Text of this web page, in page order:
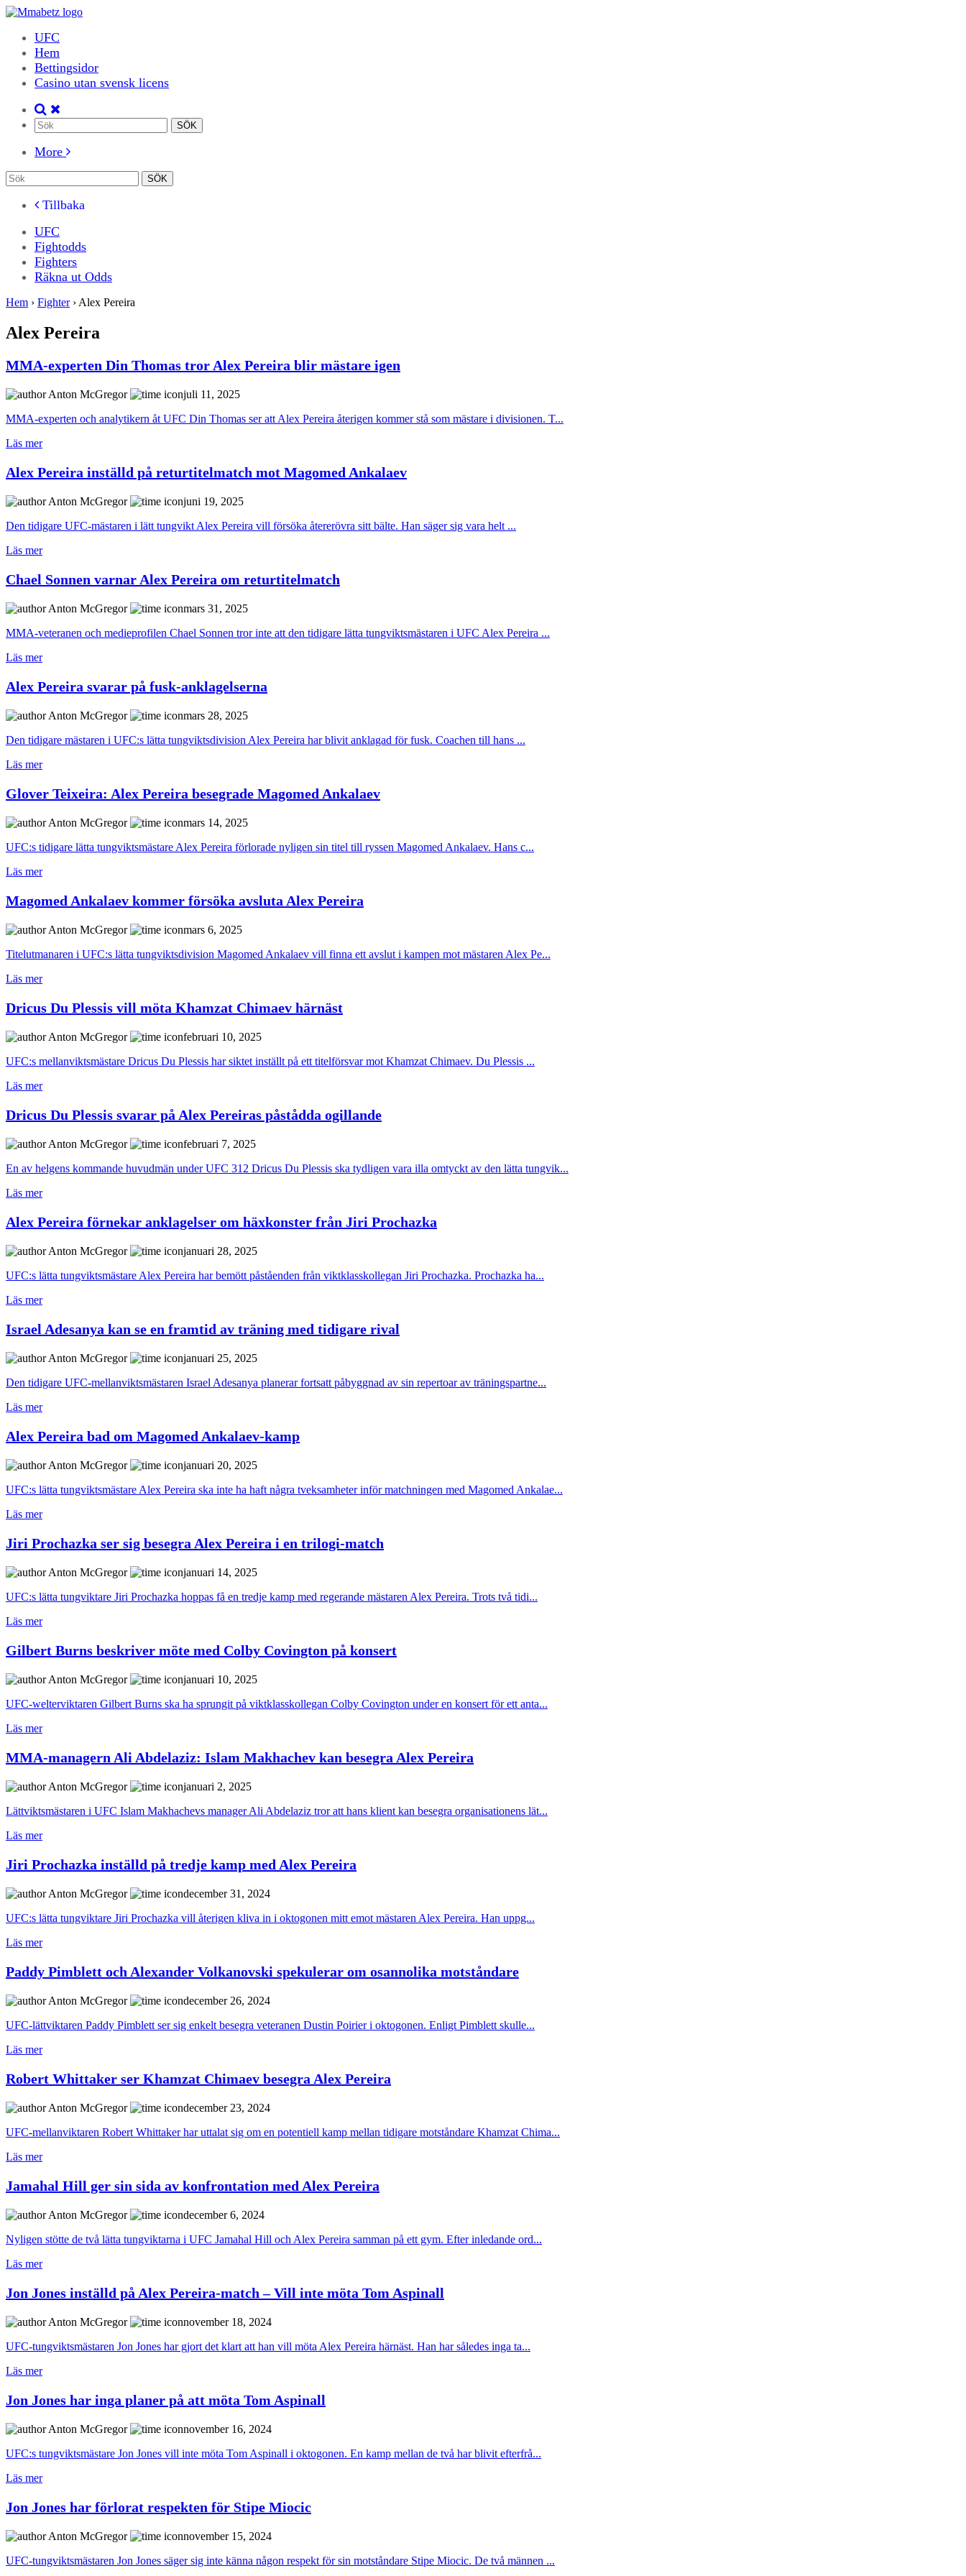
UFC
Hem
Bettingsidor
Casino utan svensk licens
More
Tillbaka
UFC
Fightodds
Fighters
Räkna ut Odds
Hem › Fighter › Alex Pereira
Alex Pereira
MMA-experten Din Thomas tror Alex Pereira blir mästare igen
Anton McGregor
juli 11, 2025
MMA-experten och analytikern åt UFC Din Thomas ser att Alex Pereira återigen kommer stå som mästare i divisionen. T...
Läs mer
Alex Pereira inställd på returtitelmatch mot Magomed Ankalaev
Anton McGregor
juni 19, 2025
Den tidigare UFC-mästaren i lätt tungvikt Alex Pereira vill försöka återerövra sitt bälte. Han säger sig vara helt ...
Läs mer
Chael Sonnen varnar Alex Pereira om returtitelmatch
Anton McGregor
mars 31, 2025
MMA-veteranen och medieprofilen Chael Sonnen tror inte att den tidigare lätta tungviktsmästaren i UFC Alex Pereira ...
Läs mer
Alex Pereira svarar på fusk-anklagelserna
Anton McGregor
mars 28, 2025
Den tidigare mästaren i UFC:s lätta tungviktsdivision Alex Pereira har blivit anklagad för fusk. Coachen till hans ...
Läs mer
Glover Teixeira: Alex Pereira besegrade Magomed Ankalaev
Anton McGregor
mars 14, 2025
UFC:s tidigare lätta tungviktsmästare Alex Pereira förlorade nyligen sin titel till ryssen Magomed Ankalaev. Hans c...
Läs mer
Magomed Ankalaev kommer försöka avsluta Alex Pereira
Anton McGregor
mars 6, 2025
Titelutmanaren i UFC:s lätta tungviktsdivision Magomed Ankalaev vill finna ett avslut i kampen mot mästaren Alex Pe...
Läs mer
Dricus Du Plessis vill möta Khamzat Chimaev härnäst
Anton McGregor
februari 10, 2025
UFC:s mellanviktsmästare Dricus Du Plessis har siktet inställt på ett titelförsvar mot Khamzat Chimaev. Du Plessis ...
Läs mer
Dricus Du Plessis svarar på Alex Pereiras påstådda ogillande
Anton McGregor
februari 7, 2025
En av helgens kommande huvudmän under UFC 312 Dricus Du Plessis ska tydligen vara illa omtyckt av den lätta tungvik...
Läs mer
Alex Pereira förnekar anklagelser om häxkonster från Jiri Prochazka
Anton McGregor
januari 28, 2025
UFC:s lätta tungviktsmästare Alex Pereira har bemött påståenden från viktklasskollegan Jiri Prochazka. Prochazka ha...
Läs mer
Israel Adesanya kan se en framtid av träning med tidigare rival
Anton McGregor
januari 25, 2025
Den tidigare UFC-mellanviktsmästaren Israel Adesanya planerar fortsatt påbyggnad av sin repertoar av träningspartne...
Läs mer
Alex Pereira bad om Magomed Ankalaev-kamp
Anton McGregor
januari 20, 2025
UFC:s lätta tungviktsmästare Alex Pereira ska inte ha haft några tveksamheter inför matchningen med Magomed Ankalae...
Läs mer
Jiri Prochazka ser sig besegra Alex Pereira i en trilogi-match
Anton McGregor
januari 14, 2025
UFC:s lätta tungviktare Jiri Prochazka hoppas få en tredje kamp med regerande mästaren Alex Pereira. Trots två tidi...
Läs mer
Gilbert Burns beskriver möte med Colby Covington på konsert
Anton McGregor
januari 10, 2025
UFC-welterviktaren Gilbert Burns ska ha sprungit på viktklasskollegan Colby Covington under en konsert för ett anta...
Läs mer
MMA-managern Ali Abdelaziz: Islam Makhachev kan besegra Alex Pereira
Anton McGregor
januari 2, 2025
Lättviktsmästaren i UFC Islam Makhachevs manager Ali Abdelaziz tror att hans klient kan besegra organisationens lät...
Läs mer
Jiri Prochazka inställd på tredje kamp med Alex Pereira
Anton McGregor
december 31, 2024
UFC:s lätta tungviktare Jiri Prochazka vill återigen kliva in i oktogonen mitt emot mästaren Alex Pereira. Han uppg...
Läs mer
Paddy Pimblett och Alexander Volkanovski spekulerar om osannolika motståndare
Anton McGregor
december 26, 2024
UFC-lättviktaren Paddy Pimblett ser sig enkelt besegra veteranen Dustin Poirier i oktogonen. Enligt Pimblett skulle...
Läs mer
Robert Whittaker ser Khamzat Chimaev besegra Alex Pereira
Anton McGregor
december 23, 2024
UFC-mellanviktaren Robert Whittaker har uttalat sig om en potentiell kamp mellan tidigare motståndare Khamzat Chima...
Läs mer
Jamahal Hill ger sin sida av konfrontation med Alex Pereira
Anton McGregor
december 6, 2024
Nyligen stötte de två lätta tungviktarna i UFC Jamahal Hill och Alex Pereira samman på ett gym. Efter inledande ord...
Läs mer
Jon Jones inställd på Alex Pereira-match – Vill inte möta Tom Aspinall
Anton McGregor
november 18, 2024
UFC-tungviktsmästaren Jon Jones har gjort det klart att han vill möta Alex Pereira härnäst. Han har således inga ta...
Läs mer
Jon Jones har inga planer på att möta Tom Aspinall
Anton McGregor
november 16, 2024
UFC:s tungviktsmästare Jon Jones vill inte möta Tom Aspinall i oktogonen. En kamp mellan de två har blivit efterfrå...
Läs mer
Jon Jones har förlorat respekten för Stipe Miocic
Anton McGregor
november 15, 2024
UFC-tungviktsmästaren Jon Jones säger sig inte känna någon respekt för sin motståndare Stipe Miocic. De två männen ...